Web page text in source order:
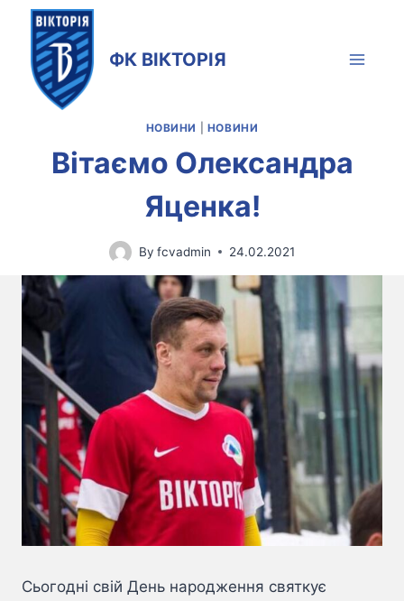
content
ФК ВІКТОРІЯ
НОВИНИ НОВИНИ
Вітаємо Олександра
Яценка!
By fcvadmin 24.02.2021
Сьогодні свій День народження святкує